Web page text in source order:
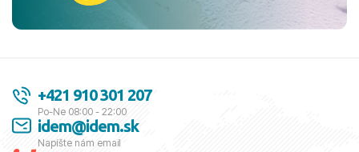
+421 910 301 207
Po-Ne 08:00 - 22:00
idem@idem.sk
Napíšte nám email